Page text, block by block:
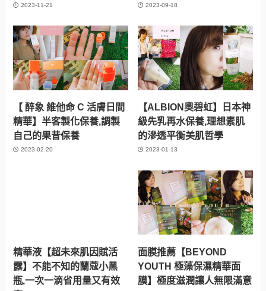
2023-11-21 2023-09-18
【 醉象 維他命 C 活膚日間
精華】半客製化保養,調製
自己的果昔保養
2023-02-20
【ALBION奧碧虹】日本神
級先乳再水保養,理想素肌
的滲透平衡美肌哲學
2023-01-13
精華液【超未來肌因賦活
露】不能不知的蘭蔻小黑
瓶,一次一滴省用量又有效
面膜推薦【BEYOND
YOUTH 極藻保濕精華面
膜】極度滋潤讓人無限滿意